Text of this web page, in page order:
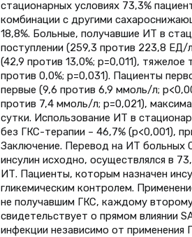
стационарных условиях 73,3%
комбинации с другими
18,8%. Больные, получавшие ИТ в
поступлении (259,3 против 223,8 ЕД/
(42,9 против 13,0%; p=0,011),
против 0,0%; p=0,031). Пациенты
первые (9,6 против 6,9 ммоль/л;
против 7,4 ммоль/л; p=0,021),
сутки. Использование ИТ в
без ГКС-терапии – 46,7% (p<0,001),
Заключение. Перевод на ИТ больных
инсулин исходно, осуществлялся в
ИТ. Пациенты, которым назначен
гликемическим контролем.
не получавшим ГКС, каждому
свидетельствует о прямом влиянии
инфекции независимо от применения